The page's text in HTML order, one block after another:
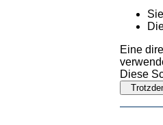
Eine
Diese